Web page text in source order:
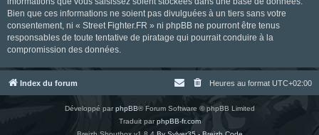
Bien que ces informations ne soient pas divulguées à un tiers sans votre
consentement, ni « Street Fighter.FR » ni phpBB ne pourront être tenus
responsables de toute tentative de piratage qui pourrait conduire à la
compromission des données.
Index du forum Heures au format UTC+02:00
Développé parphpBB® Forum Software © phpBB Limited
Traduit parphpBB-fr.com